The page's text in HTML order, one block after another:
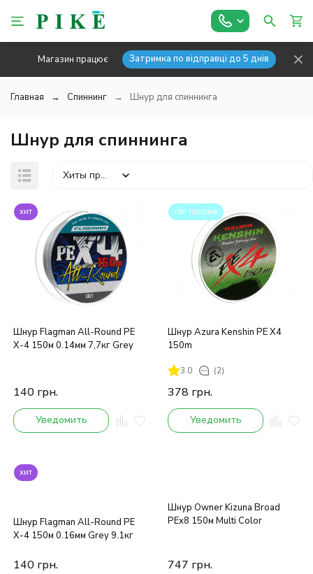
Магазин працює Затримка по відправці до 5 днів
Главная Спиннинг Шнур для спиннинга
Шнур для спиннинга
Хиты продаж
покупателей
хит
Шнур Flagman All-Round PE
X-4 150м 0.14мм 7,7кг Grey
140 грн.
Уведомить
топ продаж
Шнур Azura Kenshin PE X4
150m
3.0 (2)
378 грн.
Уведомить
хит
Шнур Flagman All-Round PE
X-4 150м 0.16мм Grey 9.1кг
140 грн.
Шнур Owner Kizuna Broad
PEx8 150м Multi Color
747 грн.